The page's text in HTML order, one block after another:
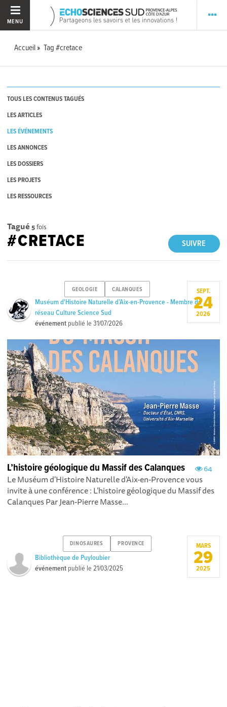
MENU
Accueil Tag #cretace
TOUS LES CONTENUS TAGUÉS
LES ARTICLES
LES ÉVÉNEMENTS
LES ANNONCES
LES DOSSIERS
LES PROJETS
LES RESSOURCES
Tagué 5fois
SUIVRE
#CRETACE
GEOLOGIE CALANQUES
Muséum d'Histoire Naturelle d’Aix-en-Provence - Membre du
réseau Culture Science Sud
événement publié le31/07/2026
SEPT.
24
2026
64
L’histoire géologique du Massif des Calanques
Le Muséum d'Histoire Naturelle d'Aix-en-Provence vous
invite à une conférence : L’histoire géologique du Massif des
Calanques Par Jean-Pierre Masse...
DINOSAURES PROVENCE
Bibliothèque de Puyloubier
événement publié le21/03/2025
MARS
29
2025